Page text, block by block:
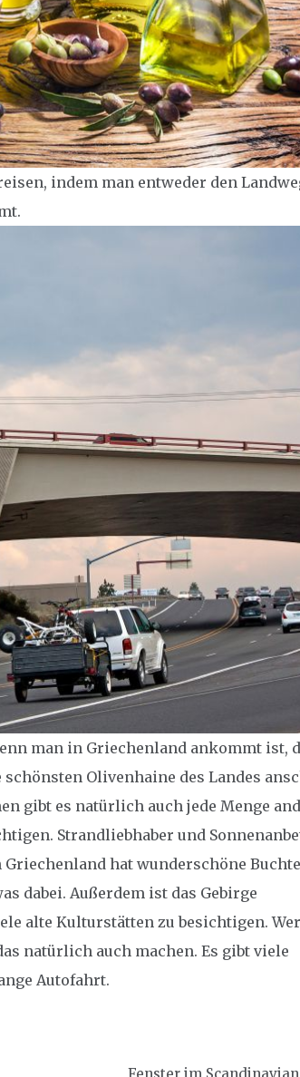
indem man entweder den
man in Griechenland ankommt ist,
Olivenhaine des Landes
gibt es natürlich auch jede Menge
Strandliebhaber und
hat wunderschöne
dabei. Außerdem ist das Gebirge
alte Kulturstätten zu besichtigen.
natürlich auch machen. Es gibt viele
Autofahrt.